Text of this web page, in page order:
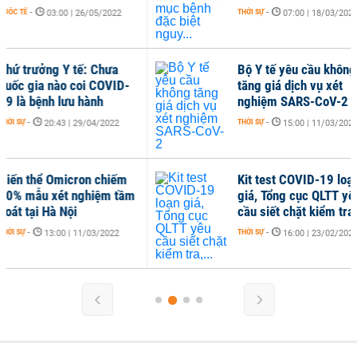
THỜI SỰ 07:00 | 18/03/2022
Bộ Y tế yêu cầu không
tăng giá dịch vụ xét
nghiệm SARS-CoV-2
THỜI SỰ 15:00 | 11/03/2022
Bộ
Kit test COVID-19 loạn
giá, Tổng cục QLTT yêu
cầu siết chặt kiểm tra,...
THỜI SỰ 16:00 | 23/02/2022